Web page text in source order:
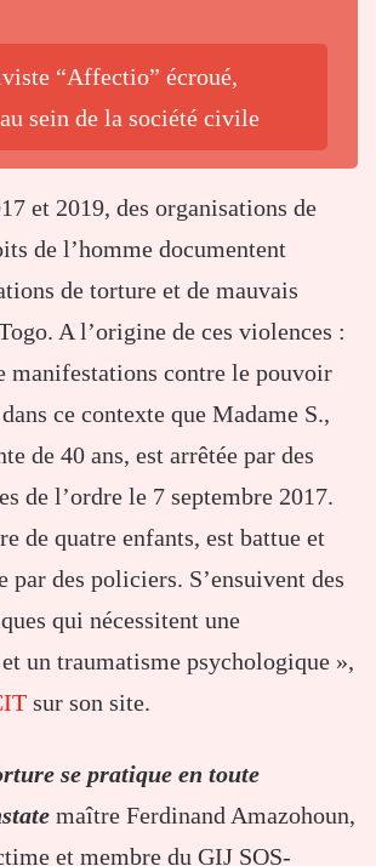
“Affectio” écroué,
sein de la société civile
et 2019, des organisations de
de l’homme documentent
de torture et de mauvais
A l’origine de ces violences :
manifestations contre le pouvoir
ce contexte que Madame S.,
de 40 ans, est arrêtée par des
de l’ordre le 7 septembre 2017.
de quatre enfants, est battue et
par des policiers. S’ensuivent des
qui nécessitent une
un traumatisme psychologique »,
sur son site.
se pratique en toute
maître Ferdinand Amazohoun,
et membre du GIJ SOS-